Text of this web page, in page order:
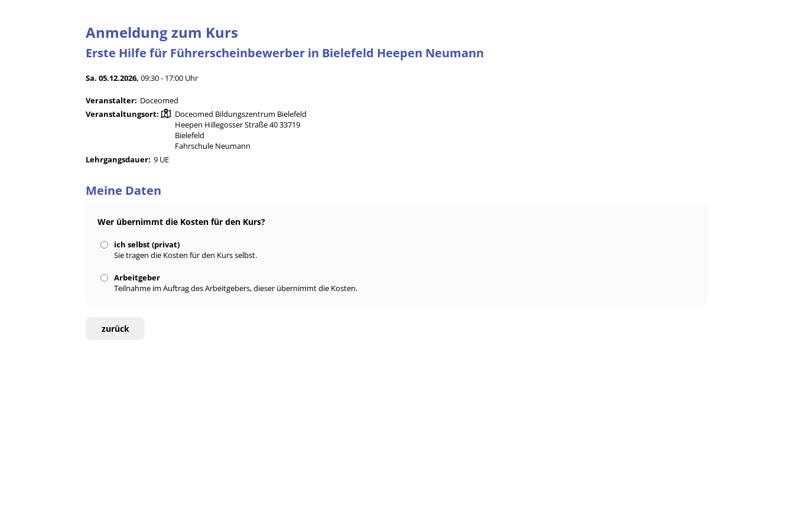
Anmeldung zum Kurs
Erste Hilfe für Führerscheinbewerber in Bielefeld Heepen Neumann
Sa. 05.12.2026,09:30 - 17:00 Uhr
Veranstalter: Doceomed
Veranstaltungsort:
Doceomed Bildungszentrum Bielefeld
Heepen Hillegosser Straße 40 33719
Bielefeld
Fahrschule Neumann
Lehrgangsdauer: 9 UE
Meine Daten
Wer übernimmt die Kosten für den Kurs?
ich selbst (privat)
Sie tragen die Kosten für den Kurs selbst.
Arbeitgeber
Teilnahme im Auftrag des Arbeitgebers, dieser übernimmt die Kosten.
zurück